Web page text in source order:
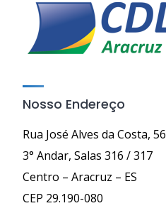
Nosso Endereço
Rua José Alves da Costa, 56
3° Andar, Salas 316 / 317
Centro – Aracruz – ES
CEP 29.190-080